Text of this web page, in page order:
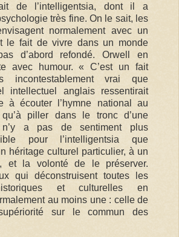
de l’intelligentsia, dont il a
très fine. On le sait, les
normalement avec un
le fait de vivre dans un monde
d’abord refondé. Orwell en
avec humour. « C’est un fait
incontestablement vrai que
intellectuel anglais ressentirait
à écouter l’hymne national au
qu’à piller dans le tronc d’une
a pas de sentiment plus
pour l’intelligentsia que
héritage culturel particulier, à un
et la volonté de le préserver.
qui déconstruisent toutes les
et culturelles en
au moins une : celle de
sur le commun des